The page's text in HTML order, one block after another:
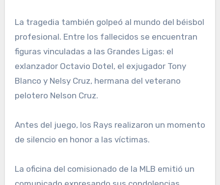
La tragedia también golpeó al mundo del béisbol
profesional. Entre los fallecidos se encuentran
figuras vinculadas a las Grandes Ligas: el
exlanzador Octavio Dotel, el exjugador Tony
Blanco y Nelsy Cruz, hermana del veterano
pelotero Nelson Cruz.
Antes del juego, los Rays realizaron un momento
de silencio en honor a las víctimas.
La oficina del comisionado de la MLB emitió un